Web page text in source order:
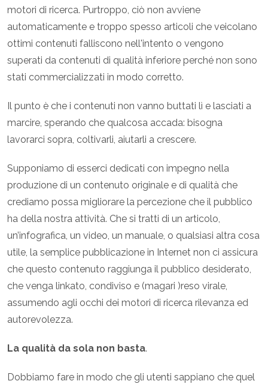
motori di ricerca. Purtroppo, ciò non avviene
automaticamente e troppo spesso articoli che veicolano
ottimi contenuti falliscono nell'intento o vengono
superati da contenuti di qualità inferiore perché non sono
stati commercializzati in modo corretto.
Il punto è che i contenuti non vanno buttati lì e lasciati a
marcire, sperando che qualcosa accada: bisogna
lavorarci sopra, coltivarli, aiutarli a crescere.
Supponiamo di esserci dedicati con impegno nella
produzione di un contenuto originale e di qualità che
crediamo possa migliorare la percezione che il pubblico
ha della nostra attività. Che si tratti di un articolo,
un’infografica, un video, un manuale, o qualsiasi altra cosa
utile, la semplice pubblicazione in Internet non ci assicura
che questo contenuto raggiunga il pubblico desiderato,
che venga linkato, condiviso e (magari )reso virale,
assumendo agli occhi dei motori di ricerca rilevanza ed
autorevolezza.
La qualità da sola non basta.
Dobbiamo fare in modo che gli utenti sappiano che quel